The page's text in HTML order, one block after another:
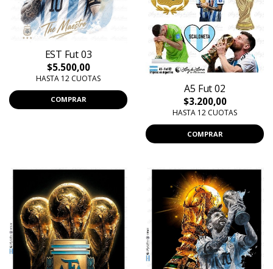
EST Fut 03
$5.500,00
HASTA 12 CUOTAS
COMPRAR
A5 Fut 02
$3.200,00
HASTA 12 CUOTAS
COMPRAR